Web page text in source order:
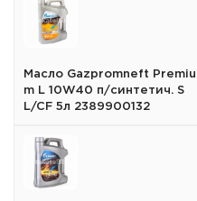
Масло Gazpromneft Premiu
m L 10W40 п/синтетич. S
L/CF 5л 2389900132